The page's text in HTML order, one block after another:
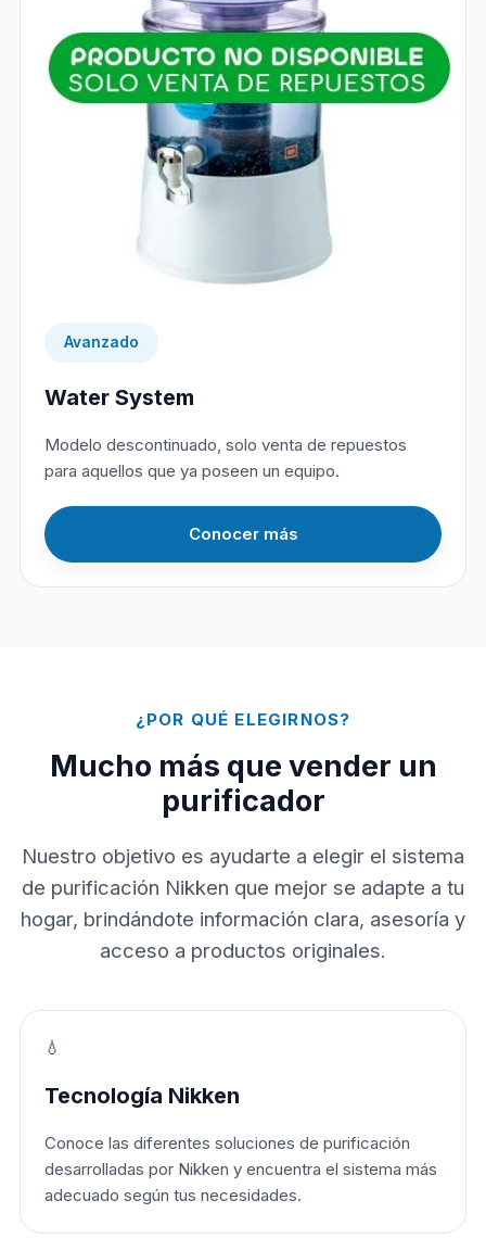
Avanzado
Water System
Modelo descontinuado, solo venta de repuestos
para aquellos que ya poseen un equipo.
Conocer más
¿POR QUÉ ELEGIRNOS?
Mucho más que vender un
purificador
Nuestro objetivo es ayudarte a elegir el sistema
de purificación Nikken que mejor se adapte a tu
hogar, brindándote información clara, asesoría y
acceso a productos originales.
💧
Tecnología Nikken
Conoce las diferentes soluciones de purificación
desarrolladas por Nikken y encuentra el sistema más
adecuado según tus necesidades.